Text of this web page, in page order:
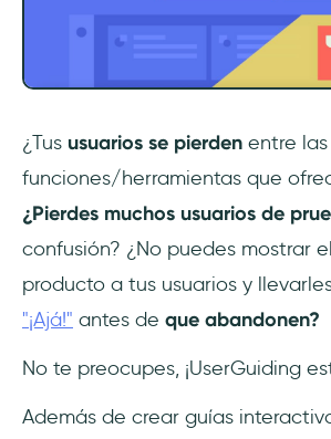
¿Tus usuarios se pierden entre
funciones/herramientas que
¿Pierdes muchos usuarios de
confusión? ¿No puedes mostrar
producto a tus usuarios y
"¡Ajá!" antes de que abandonen?
No te preocupes, ¡UserGuiding
Además de crear guías